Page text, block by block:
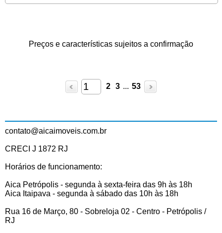
Preços e características sujeitos a confirmação
2 3 ... 53
contato@aicaimoveis.com.br
CRECI J 1872 RJ
Horários de funcionamento:
Aica Petrópolis - segunda à sexta-feira das 9h às 18h
Aica Itaipava - segunda à sábado das 10h às 18h
Rua 16 de Março, 80 - Sobreloja 02 - Centro - Petrópolis /
RJ